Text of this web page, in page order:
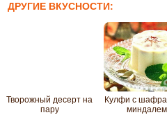
ДРУГИЕ ВКУСНОСТИ:
Творожный десерт на
пару
Кулфи с
миндалем